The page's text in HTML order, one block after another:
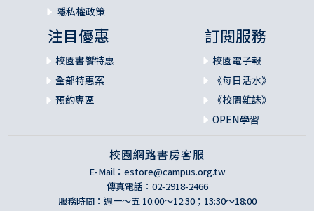
有一陣子，我以為是因為自己足夠堅強，所以在跟著三輛靜
靜駛過爸爸老家的靈車時沒有什麼感覺。但當麻木感漸漸褪
去時，我才後知後覺地感覺到痛楚。痛苦一點點地甦醒，在
我掛起的薄薄一層笑容背後蔓延。思念如同撕心裂肺般的
痛，往事如空氣一般，無孔不入地塞滿我的每分每秒。但我
不能任憑自己頽廢，我得堅強起來。我知道，如果任由感情
融入被掏空的心裡，哪怕只有微不足道的一點，也必然會再
次引來洶湧的浪潮，讓我被痛苦的巨浪淹沒。一旦到了那個
我和妹妹芭芭拉共用一個房間。她去世的時候，只有十一
歲。我記得在失去她的第一個晚上，月光格外明亮，我躺著
睡不著，目光盯著對面她的空床。那床鋪得整整齊齊，枕頭
隱私權政策
注目優惠
校園書饗特惠
全部特惠案
預約專區
訂閱服務
校園電子報
《每日活水》
《校園雜誌》
OPEN學習
校園網路書房客服
E-Mail： estore@campus.org.tw
傳真電話：02-2918-2466
服務時間：週一～五 10:00～12:30；13:30～18:00